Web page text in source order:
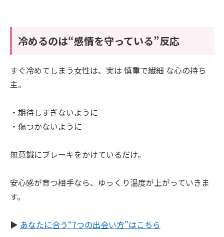
冷めるのは“感情を守っている”反応
すぐ冷めてしまう女性は、実は 慎重で繊細 な心の持ち
主。
・期待しすぎないように
・傷つかないように
無意識にブレーキをかけているだけ。
安心感が育つ相手なら、ゆっくり温度が上がっていきま
す。
▶︎ あなたに合う“7つの出会い方”はこちら